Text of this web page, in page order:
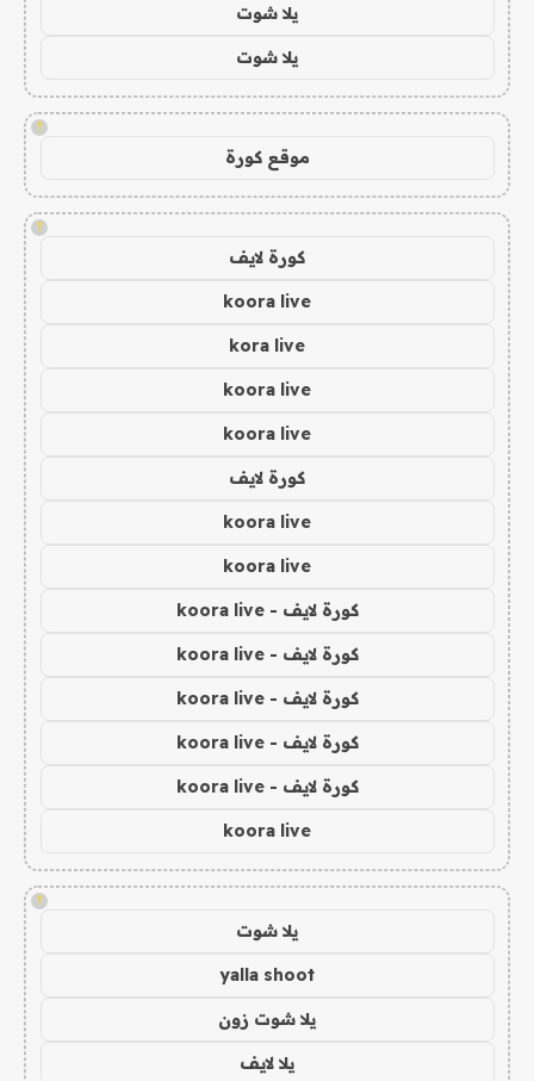
يلا شوت
يلا شوت
!
موقع كورة
!
كورة لايف
koora live
kora live
koora live
koora live
كورة لايف
koora live
koora live
كورة لايف - koora live
كورة لايف - koora live
كورة لايف - koora live
كورة لايف - koora live
كورة لايف - koora live
koora live
!
يلا شوت
yalla shoot
يلا شوت زون
يلا لايف